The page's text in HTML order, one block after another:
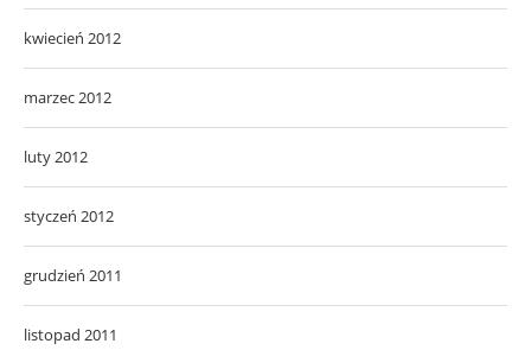
kwiecień 2012
marzec 2012
luty 2012
styczeń 2012
grudzień 2011
listopad 2011